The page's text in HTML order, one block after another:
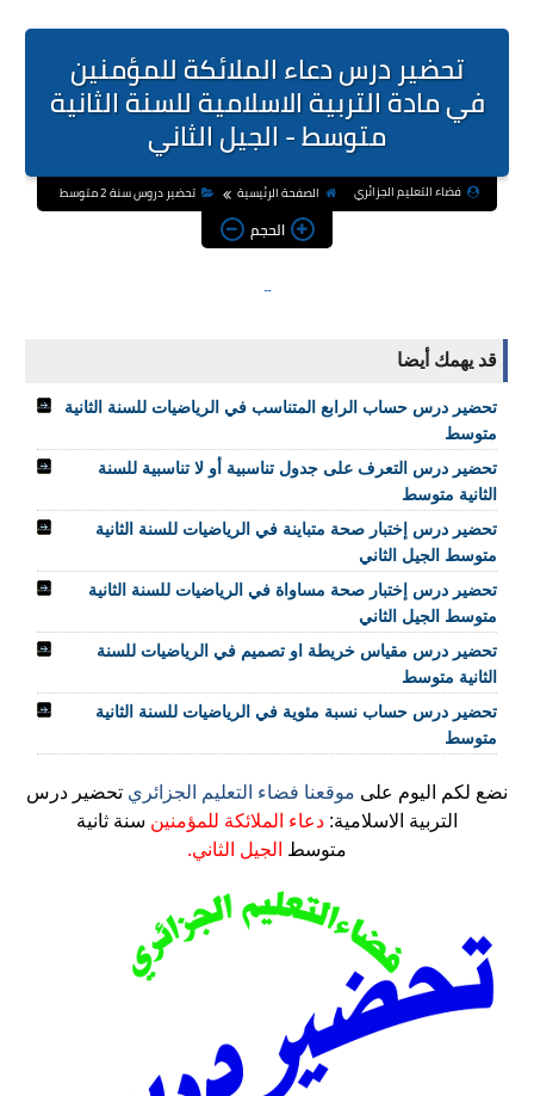
تحضير درس دعاء الملائكة للمؤمنين
في مادة التربية الاسلامية للسنة الثانية
متوسط - الجيل الثاني
فضاء التعليم الجزائري الصفحة الرئيسية تحضير دروس سنة 2 متوسط
الحجم
قد يهمك أيضا
تحضير درس حساب الرابع المتناسب في الرياضيات للسنة الثانية
متوسط
تحضير درس التعرف على جدول تناسبية أو لا تناسبية للسنة
الثانية متوسط
تحضير درس إختبار صحة متباينة في الرياضيات للسنة الثانية
متوسط الجيل الثاني
تحضير درس إختبار صحة مساواة في الرياضيات للسنة الثانية
متوسط الجيل الثاني
تحضير درس مقياس خريطة او تصميم في الرياضيات للسنة
الثانية متوسط
تحضير درس حساب نسبة مئوية في الرياضيات للسنة الثانية
متوسط
نضع لكم اليوم على موقعنا فضاء التعليم الجزائري تحضير درس
التربية الاسلامية: دعاء الملائكة للمؤمنين سنة ثانية
متوسط الجيل الثاني.